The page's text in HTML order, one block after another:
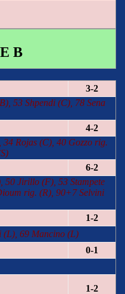
B
3-2
53 Shpendi (C), 78 Sena
4-2
Rojas (C), 40 Gozzo rig.
6-2
50 Jirillo (F), 53 Stampete
rig. (R), 90+7 Selvini
1-2
(L), 69 Mancino (L)
0-1
1-2